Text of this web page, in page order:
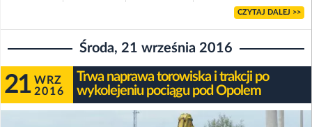
CZYTAJ DALEJ >>
Środa, 21 września 2016
21 WRZ
2016
Trwa naprawa torowiska i trakcji po
wykolejeniu pociągu pod Opolem